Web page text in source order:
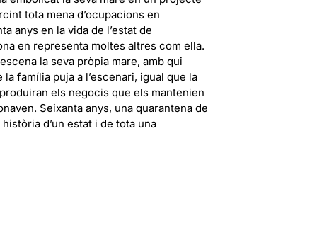
tota mena d’ocupacions en
anys en la vida de l’estat de
en representa moltes altres com ella.
la seva pròpia mare, amb qui
família puja a l’escenari, igual que la
els negocis que els mantenien
Seixanta anys, una quarantena de
d’un estat i de tota una